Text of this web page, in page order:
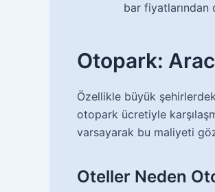
bar fiyatlarından
Otopark:
Özellikle büyük
otopark ücretiyle
varsayarak bu maliyeti
Oteller Neden